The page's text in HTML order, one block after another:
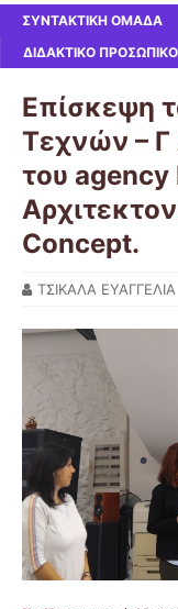
ΣΥΝΤΑΚΤΙΚΗ ΟΜΑΔΑ
ΔΙΔΑΚΤΙΚΟ ΠΡΟΣΩΠΙΚΟ
Επίσκεψη
Τεχνών – Γ
του agency
Concept.
ΤΣΙΚΑΛΑ ΕΥΑΓΓΕΛΙΑ